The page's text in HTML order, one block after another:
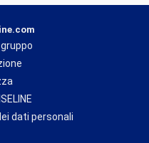
dati personali